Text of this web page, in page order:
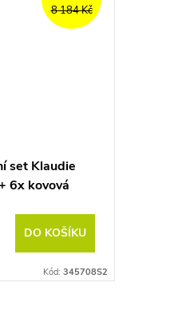
8 184 Kč
set Klaudie
6x kovová
DO KOŠÍKU
Kód: 345708S2